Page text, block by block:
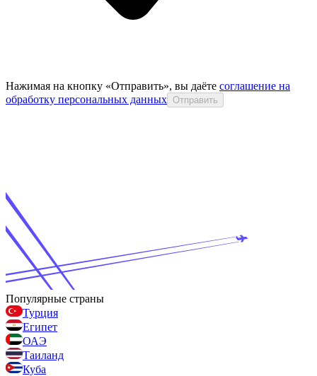
Нажимая на кнопку «Отправить», вы даёте соглашение на
обработку персональных данных Отправить
Популярные страны
Турция
Египет
ОАЭ
Таиланд
Куба